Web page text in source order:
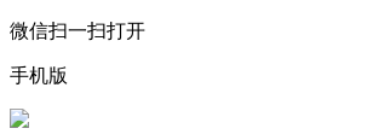
微信扫一扫打开
手机版